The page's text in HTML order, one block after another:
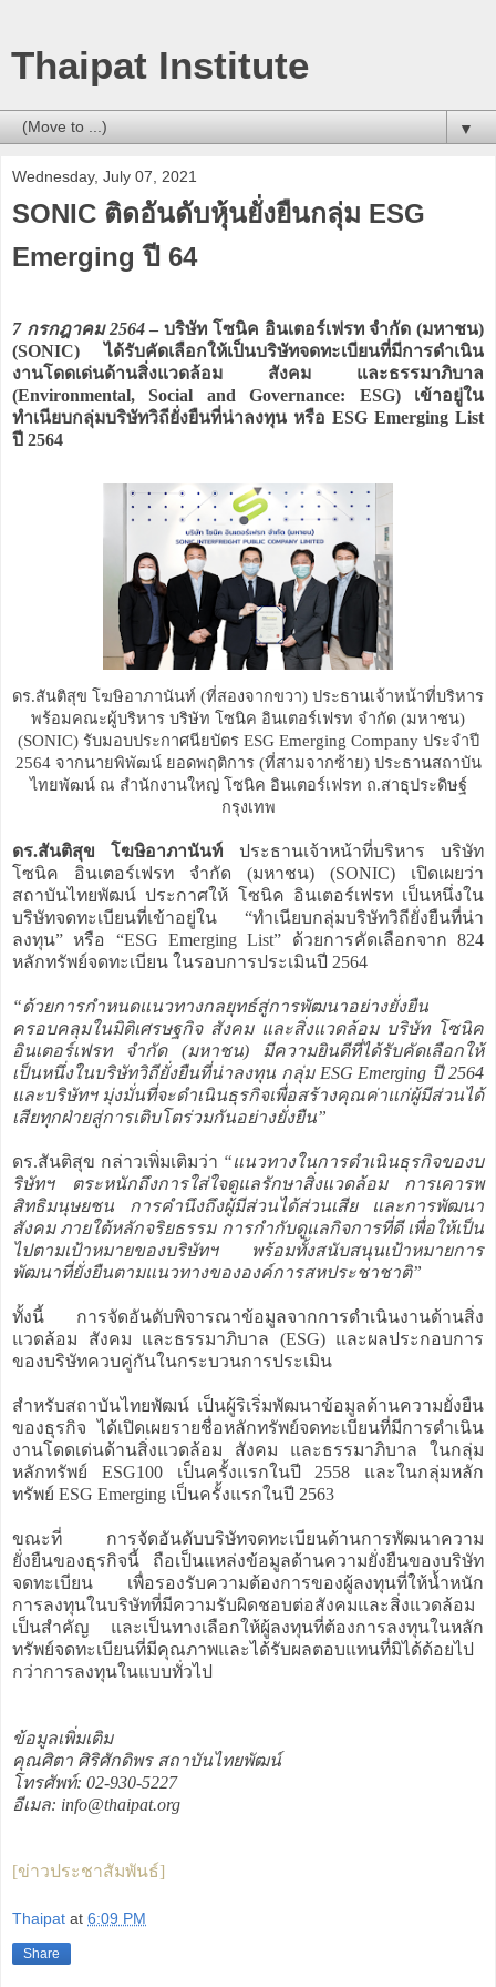
Thaipat Institute
▼
Wednesday, July 07, 2021
SONIC ติดอันดับหุ้นยั่งยืนกลุ่ม ESG
Emerging ปี 64
7 กรกฎาคม 2564– บริษัท โซนิค อินเตอร์เฟรท จำกัด (มหาชน)
(SONIC) ได้รับคัดเลือกให้เป็นบริษัทจดทะเบียนที่มีการดำเนิน
งานโดดเด่นด้านสิ่งแวดล้อม สังคม และธรรมาภิบาล
(Environmental, Social and Governance: ESG) เข้าอยู่ใน
ทำเนียบกลุ่มบริษัทวิถียั่งยืนที่น่าลงทุน หรือ ESG Emerging List
ปี 2564
ดร.สันติสุข โฆษิอาภานันท์ (ที่สองจากขวา) ประธานเจ้าหน้าที่บริหาร
พร้อมคณะผู้บริหาร บริษัท โซนิค อินเตอร์เฟรท จำกัด (มหาชน)
(SONIC) รับมอบประกาศนียบัตร ESG Emerging Company ประจำปี
2564 จากนายพิพัฒน์ ยอดพฤติการ (ที่สามจากซ้าย) ประธานสถาบัน
ไทยพัฒน์ ณ สำนักงานใหญ่ โซนิค อินเตอร์เฟรท ถ.สาธุประดิษฐ์
กรุงเทพ
ดร.สันติสุข โฆษิอาภานันท์ ประธานเจ้าหน้าที่บริหาร บริษัท
โซนิค อินเตอร์เฟรท จำกัด (มหาชน) (SONIC) เปิดเผยว่า
สถาบันไทยพัฒน์ ประกาศให้ โซนิค อินเตอร์เฟรท เป็นหนึ่งใน
บริษัทจดทะเบียนที่เข้าอยู่ใน “ทำเนียบกลุ่มบริษัทวิถียั่งยืนที่น่า
ลงทุน” หรือ “ESG Emerging List” ด้วยการคัดเลือกจาก 824
หลักทรัพย์จดทะเบียน ในรอบการประเมินปี 2564
“ด้วยการกำหนดแนวทางกลยุทธ์สู่การพัฒนาอย่างยั่งยืน
ครอบคลุมในมิติเศรษฐกิจ สังคม และสิ่งแวดล้อม บริษัท โซนิค
อินเตอร์เฟรท จำกัด (มหาชน) มีความยินดีที่ได้รับคัดเลือกให้
เป็นหนึ่งในบริษัทวิถียั่งยืนที่น่าลงทุน กลุ่ม ESG Emerging ปี 2564
และบริษัทฯ มุ่งมั่นที่จะดำเนินธุรกิจเพื่อสร้างคุณค่าแก่ผู้มีส่วนได้
เสียทุกฝ่ายสู่การเติบโตร่วมกันอย่างยั่งยืน”
ดร.สันติสุข กล่าวเพิ่มเติมว่า “แนวทางในการดำเนินธุรกิจของบ
ริษัทฯ ตระหนักถึงการใส่ใจดูแลรักษาสิ่งแวดล้อม การเคารพ
สิทธิมนุษยชน การคำนึงถึงผู้มีส่วนได้ส่วนเสีย และการพัฒนา
สังคม ภายใต้หลักจริยธรรม การกำกับดูแลกิจการที่ดี เพื่อให้เป็น
ไปตามเป้าหมายของบริษัทฯ พร้อมทั้งสนับสนุนเป้าหมายการ
พัฒนาที่ยั่งยืนตามแนวทางขององค์การสหประชาชาติ”
ทั้งนี้ การจัดอันดับพิจารณาข้อมูลจากการดำเนินงานด้านสิ่ง
แวดล้อม สังคม และธรรมาภิบาล (ESG) และผลประกอบการ
ของบริษัทควบคู่กันในกระบวนการประเมิน
สำหรับสถาบันไทยพัฒน์ เป็นผู้ริเริ่มพัฒนาข้อมูลด้านความยั่งยืน
ของธุรกิจ ได้เปิดเผยรายชื่อหลักทรัพย์จดทะเบียนที่มีการดำเนิน
งานโดดเด่นด้านสิ่งแวดล้อม สังคม และธรรมาภิบาล ในกลุ่ม
หลักทรัพย์ ESG100 เป็นครั้งแรกในปี 2558 และในกลุ่มหลัก
ทรัพย์ ESG Emerging เป็นครั้งแรกในปี 2563
ขณะที่ การจัดอันดับบริษัทจดทะเบียนด้านการพัฒนาความ
ยั่งยืนของธุรกิจนี้ ถือเป็นแหล่งข้อมูลด้านความยั่งยืนของบริษัท
จดทะเบียน เพื่อรองรับความต้องการของผู้ลงทุนที่ให้น้ำหนัก
การลงทุนในบริษัทที่มีความรับผิดชอบต่อสังคมและสิ่งแวดล้อม
เป็นสำคัญ และเป็นทางเลือกให้ผู้ลงทุนที่ต้องการลงทุนในหลัก
ทรัพย์จดทะเบียนที่มีคุณภาพและได้รับผลตอบแทนที่มิได้ด้อยไป
กว่าการลงทุนในแบบทั่วไป
ข้อมูลเพิ่มเติม
คุณศิตา ศิริศักดิพร สถาบันไทยพัฒน์
โทรศัพท์: 02-930-5227
อีเมล: info@thaipat.org
[ข่าวประชาสัมพันธ์]
Thaipat at 6:09 PM
Share